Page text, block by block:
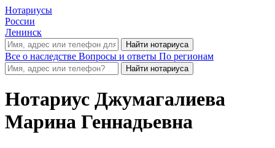
Нотариусы
России
Ленинск
Все о наследстве Вопросы и ответы По регионам
Нотариус Джумагалиева
Марина Геннадьевна